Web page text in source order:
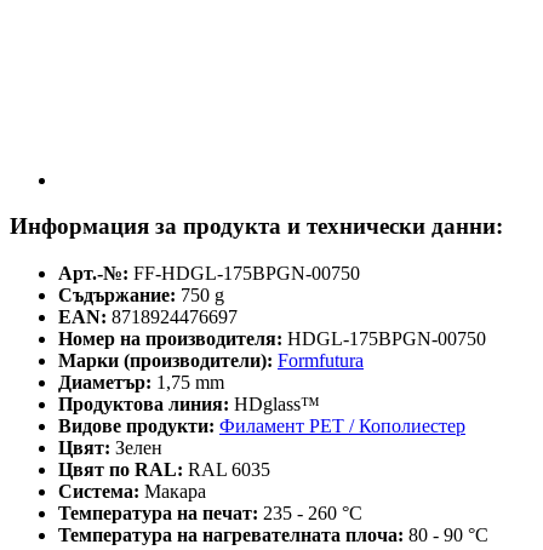
Информация за продукта и технически данни:
Арт.-№: FF-HDGL-175BPGN-00750
Съдържание: 750 g
EAN: 8718924476697
Номер на производителя: HDGL-175BPGN-00750
Марки (производители): Formfutura
Диаметър: 1,75 mm
Продуктова линия: HDglass™
Видове продукти: Филамент PET / Кополиестер
Цвят: Зелен
Цвят по RAL: RAL 6035
Система: Макара
Температура на печат: 235 - 260 °C
Температура на нагревателната плоча: 80 - 90 °C